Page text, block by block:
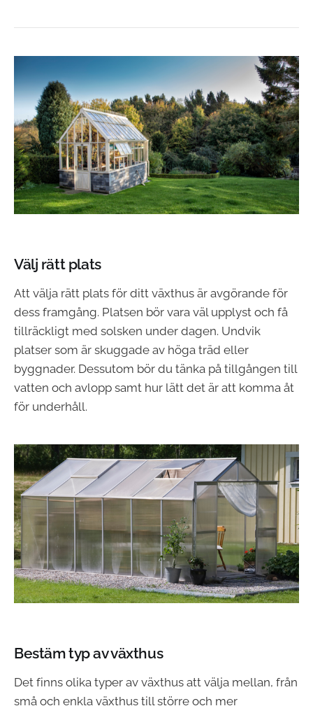
Välj rätt plats
Att välja rätt plats för ditt växthus är avgörande för
dess framgång. Platsen bör vara väl upplyst och få
tillräckligt med solsken under dagen. Undvik
platser som är skuggade av höga träd eller
byggnader. Dessutom bör du tänka på tillgången till
vatten och avlopp samt hur lätt det är att komma åt
för underhåll.
Bestäm typ av växthus
Det finns olika typer av växthus att välja mellan, från
små och enkla växthus till större och mer